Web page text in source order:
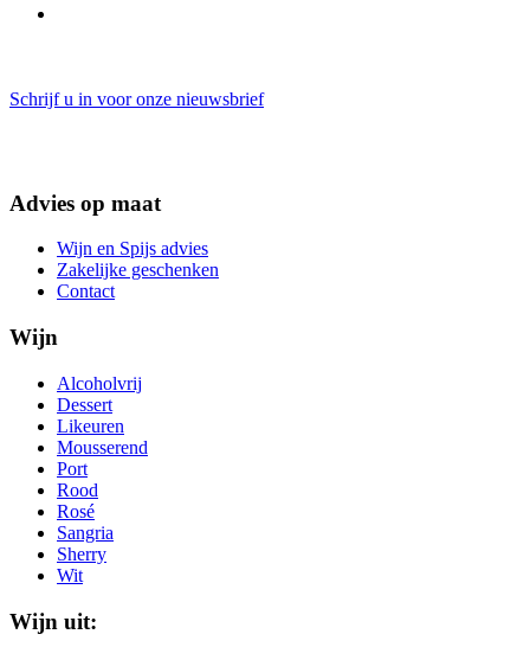
Schrijf u in voor onze nieuwsbrief
Advies op maat
Wijn en Spijs advies
Zakelijke geschenken
Contact
Wijn
Alcoholvrij
Dessert
Likeuren
Mousserend
Port
Rood
Rosé
Sangria
Sherry
Wit
Wijn uit: